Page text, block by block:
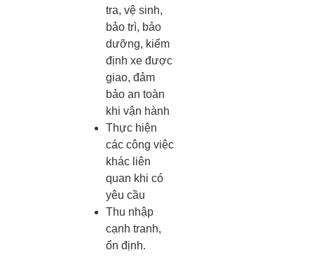
tra, vệ sinh,
bảo trì, bảo
dưỡng, kiểm
định xe được
giao, đảm
bảo an toàn
khi vận hành
Thực hiện
các công việc
khác liên
quan khi có
yêu cầu
Thu nhập
cạnh tranh,
ổn định.